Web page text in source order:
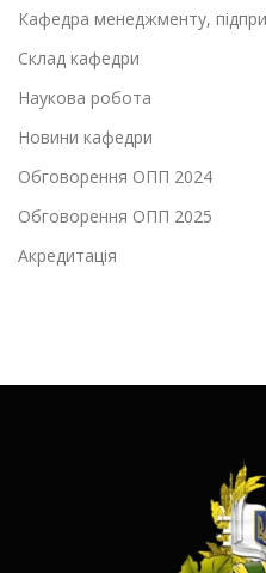
Кафедра менеджменту,
Склад кафедри
Наукова робота
Новини кафедри
Обговорення ОПП 2024
Обговорення ОПП 2025
Акредитація